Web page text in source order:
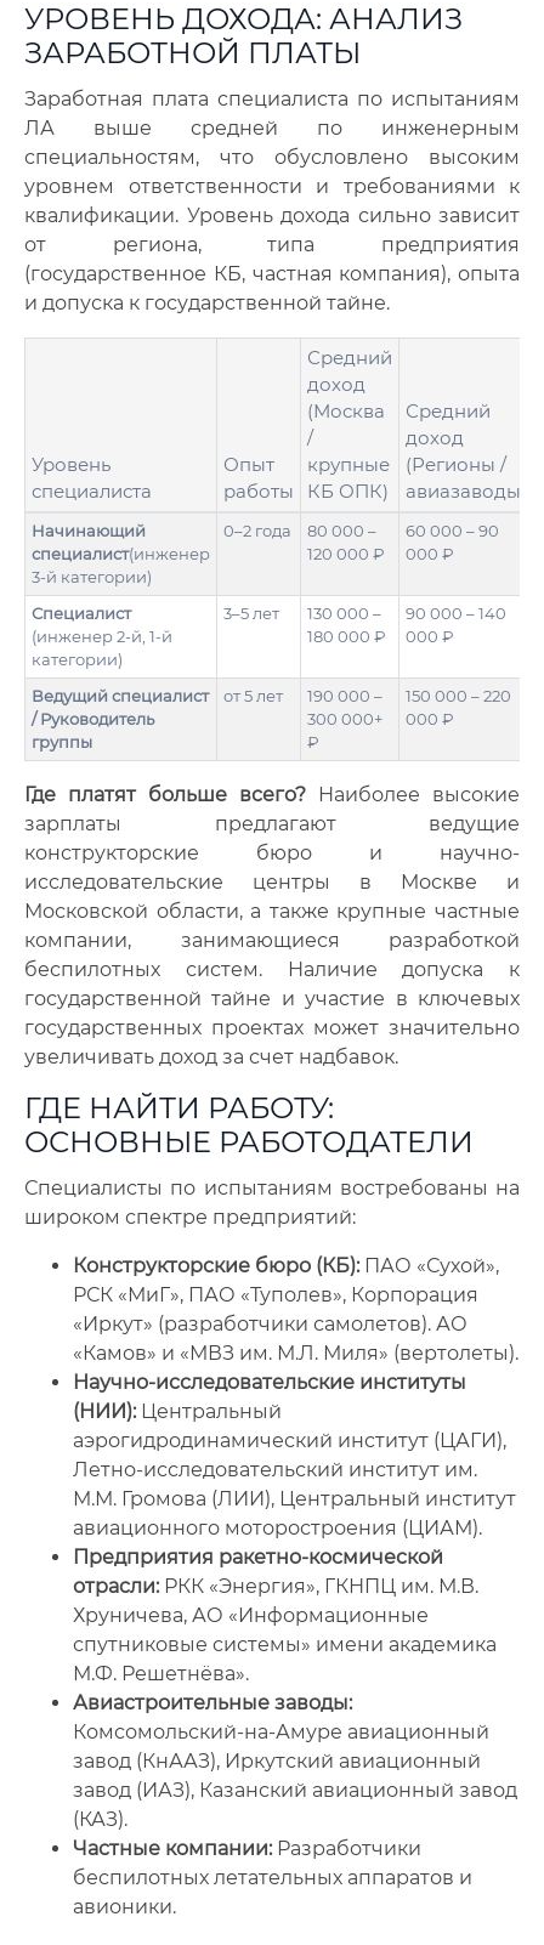
УРОВЕНЬ ДОХОДА: АНАЛИЗ
ЗАРАБОТНОЙ ПЛАТЫ
Заработная плата специалиста по испытаниям
ЛА выше средней по инженерным
специальностям, что обусловлено высоким
уровнем ответственности и требованиями к
квалификации. Уровень дохода сильно зависит
от региона, типа предприятия
(государственное КБ, частная компания), опыта
и допуска к государственной тайне.
Уровень
специалиста
Опыт
работы
Средний
доход
(Москва
/
крупные
КБ ОПК)
Средний
доход
(Регионы /
авиазаводы)
Начинающий
специалист(инженер
3-й категории)
0–2 года
80 000 –
120 000 ₽
60 000 – 90
000 ₽
Специалист
(инженер 2-й, 1-й
категории)
3–5 лет
130 000 –
180 000 ₽
90 000 – 140
000 ₽
Ведущий специалист
/ Руководитель
группы
от 5 лет
190 000 –
300 000+
₽
150 000 – 220
000 ₽
Где платят больше всего? Наиболее высокие
зарплаты предлагают ведущие
конструкторские бюро и научно-
исследовательские центры в Москве и
Московской области, а также крупные частные
компании, занимающиеся разработкой
беспилотных систем. Наличие допуска к
государственной тайне и участие в ключевых
государственных проектах может значительно
увеличивать доход за счет надбавок.
ГДЕ НАЙТИ РАБОТУ:
ОСНОВНЫЕ РАБОТОДАТЕЛИ
Специалисты по испытаниям востребованы на
широком спектре предприятий:
Конструкторские бюро (КБ):ПАО «Сухой»,
РСК «МиГ», ПАО «Туполев», Корпорация
«Иркут» (разработчики самолетов). АО
«Камов» и «МВЗ им. М.Л. Миля» (вертолеты).
Научно-исследовательские институты
(НИИ):Центральный
аэрогидродинамический институт (ЦАГИ),
Летно-исследовательский институт им.
М.М. Громова (ЛИИ), Центральный институт
авиационного моторостроения (ЦИАМ).
Предприятия ракетно-космической
отрасли:РКК «Энергия», ГКНПЦ им. М.В.
Хруничева, АО «Информационные
спутниковые системы» имени академика
М.Ф. Решетнёва».
Авиастроительные заводы:
Комсомольский-на-Амуре авиационный
завод (КнААЗ), Иркутский авиационный
завод (ИАЗ), Казанский авиационный завод
(КАЗ).
Частные компании:Разработчики
беспилотных летательных аппаратов и
авионики.